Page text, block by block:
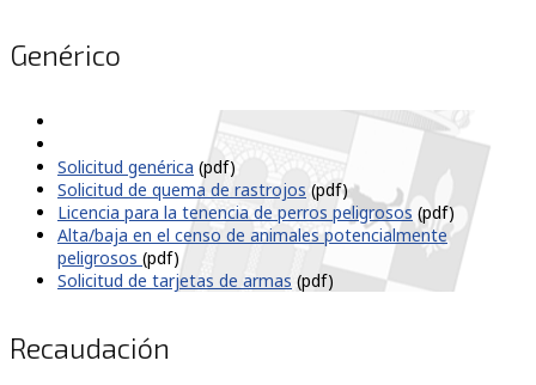
Genérico
Solicitud genérica (pdf)
Solicitud de quema de rastrojos (pdf)
Licencia para la tenencia de perros peligrosos (pdf)
Alta/baja en el censo de animales potencialmente
peligrosos (pdf)
Solicitud de tarjetas de armas (pdf)
Recaudación